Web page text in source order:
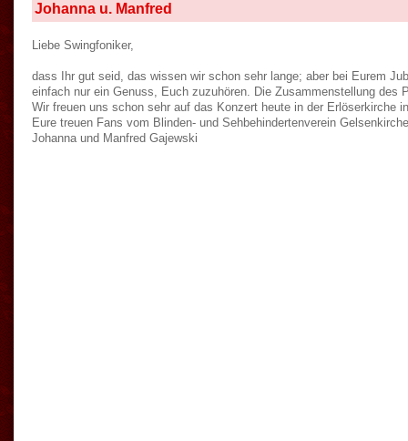
Johanna u. Manfred
Liebe Swingfoniker,
dass Ihr gut seid, das wissen wir schon sehr lange; aber bei Eurem
einfach nur ein Genuss, Euch zuzuhören. Die Zusammenstellung des
Wir freuen uns schon sehr auf das Konzert heute in der Erlöserkirche
Eure treuen Fans vom Blinden- und Sehbehindertenverein
Johanna und Manfred Gajewski